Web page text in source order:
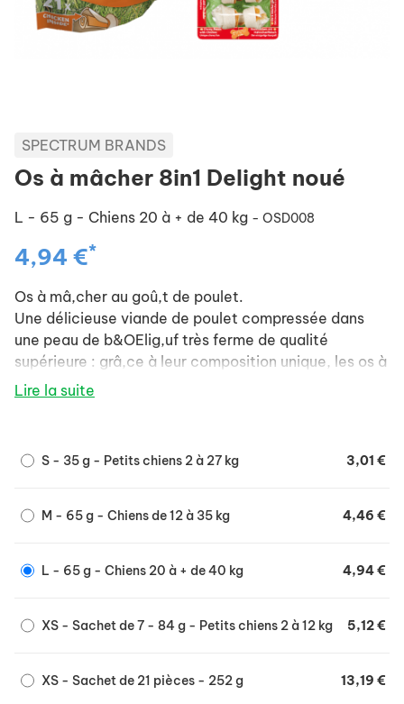
SPECTRUM BRANDS
Os à mâcher 8in1 Delight noué
L - 65 g - Chiens 20 à + de 40 kg - OSD008
4,94 €*
Os à mâ,cher au goû,t de poulet.
Une délicieuse viande de poulet compressée dans
une peau de b&OElig,uf très ferme de qualité
supérieure : grâ,ce à leur composition unique, les os à
mâ,cher Delights constituent une récompense idéale
Satisfait l'instinct naturel de mordillage de votre
Un plaisir de mastication durable, sans résidus.
Sans colorants ni arô,mes artificiels.
Lire la suite
S - 35 g - Petits chiens 2 à 27 kg 3,01 €
M - 65 g - Chiens de 12 à 35 kg 4,46 €
L - 65 g - Chiens 20 à + de 40 kg 4,94 €
XS - Sachet de 7 - 84 g - Petits chiens 2 à 12 kg 5,12 €
XS - Sachet de 21 pièces - 252 g 13,19 €